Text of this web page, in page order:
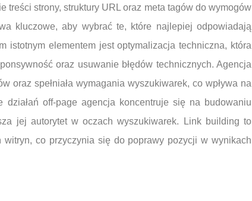
strony, struktury URL oraz meta tagów do wymogów
kluczowe, aby wybrać te, które najlepiej odpowiadają
istotnym elementem jest optymalizacja techniczna, która
oraz usuwanie błędów technicznych. Agencja
oraz spełniała wymagania wyszukiwarek, co wpływa na
off-page agencja koncentruje się na budowaniu
jej autorytet w oczach wyszukiwarek. Link building to
co przyczynia się do poprawy pozycji w wynikach